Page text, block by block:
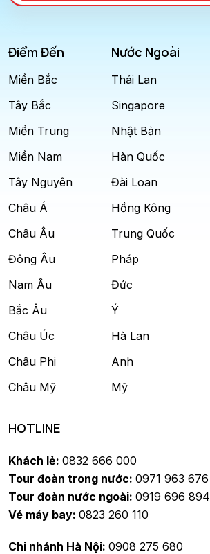
Điểm Đến
Miền Bắc
Tây Bắc
Miền Trung
Miền Nam
Tây Nguyên
Châu Á
Châu Âu
Đông Âu
Nam Âu
Bắc Âu
Châu Úc
Châu Phi
Châu Mỹ
Nước Ngoài
Thái Lan
Singapore
Nhật Bản
Hàn Quốc
Đài Loan
Hồng Kông
Trung Quốc
Pháp
Đức
Ý
Hà Lan
Anh
Mỹ
HOTLINE
Khách lẻ: 0832 666 000
Tour đoàn trong nước: 0971 963 676
Tour đoàn nước ngoài: 0919 696 894
Vé máy bay: 0823 260 110
Chi nhánh Hà Nội: 0908 275 680